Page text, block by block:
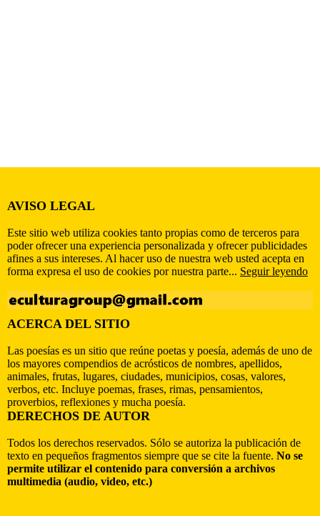
AVISO LEGAL
Este sitio web utiliza cookies tanto propias como de terceros para
poder ofrecer una experiencia personalizada y ofrecer publicidades
afines a sus intereses. Al hacer uso de nuestra web usted acepta en
forma expresa el uso de cookies por nuestra parte... Seguir leyendo
ACERCA DEL SITIO
Las poesías es un sitio que reúne poetas y poesía, además de uno de
los mayores compendios de acrósticos de nombres, apellidos,
animales, frutas, lugares, ciudades, municipios, cosas, valores,
verbos, etc. Incluye poemas, frases, rimas, pensamientos,
proverbios, reflexiones y mucha poesía.
DERECHOS DE AUTOR
Todos los derechos reservados. Sólo se autoriza la publicación de
texto en pequeños fragmentos siempre que se cite la fuente. No se
permite utilizar el contenido para conversión a archivos
multimedia (audio, video, etc.)